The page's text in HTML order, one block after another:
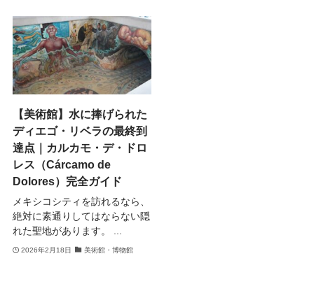
【美術館】水に捧げられた
ディエゴ・リベラの最終到
達点｜カルカモ・デ・ドロ
レス（Cárcamo de
Dolores）完全ガイド
メキシコシティを訪れるなら、
絶対に素通りしてはならない隠
れた聖地があります。 ...
2026年2月18日 美術館・博物館